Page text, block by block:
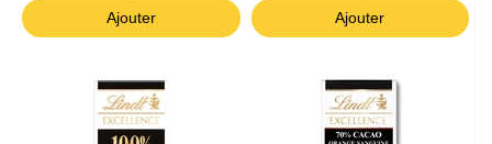
Ajouter Ajouter